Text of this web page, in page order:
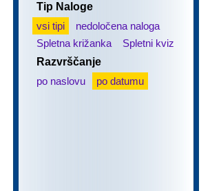
Tip Naloge
vsi tipi
nedoločena naloga
Spletna križanka
Spletni kviz
Razvrščanje
po naslovu
po datumu